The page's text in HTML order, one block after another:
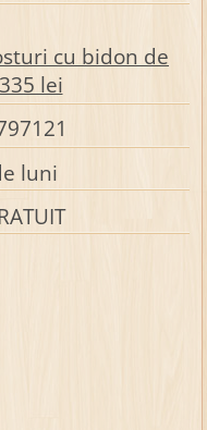
cu bidon de
lei
luni